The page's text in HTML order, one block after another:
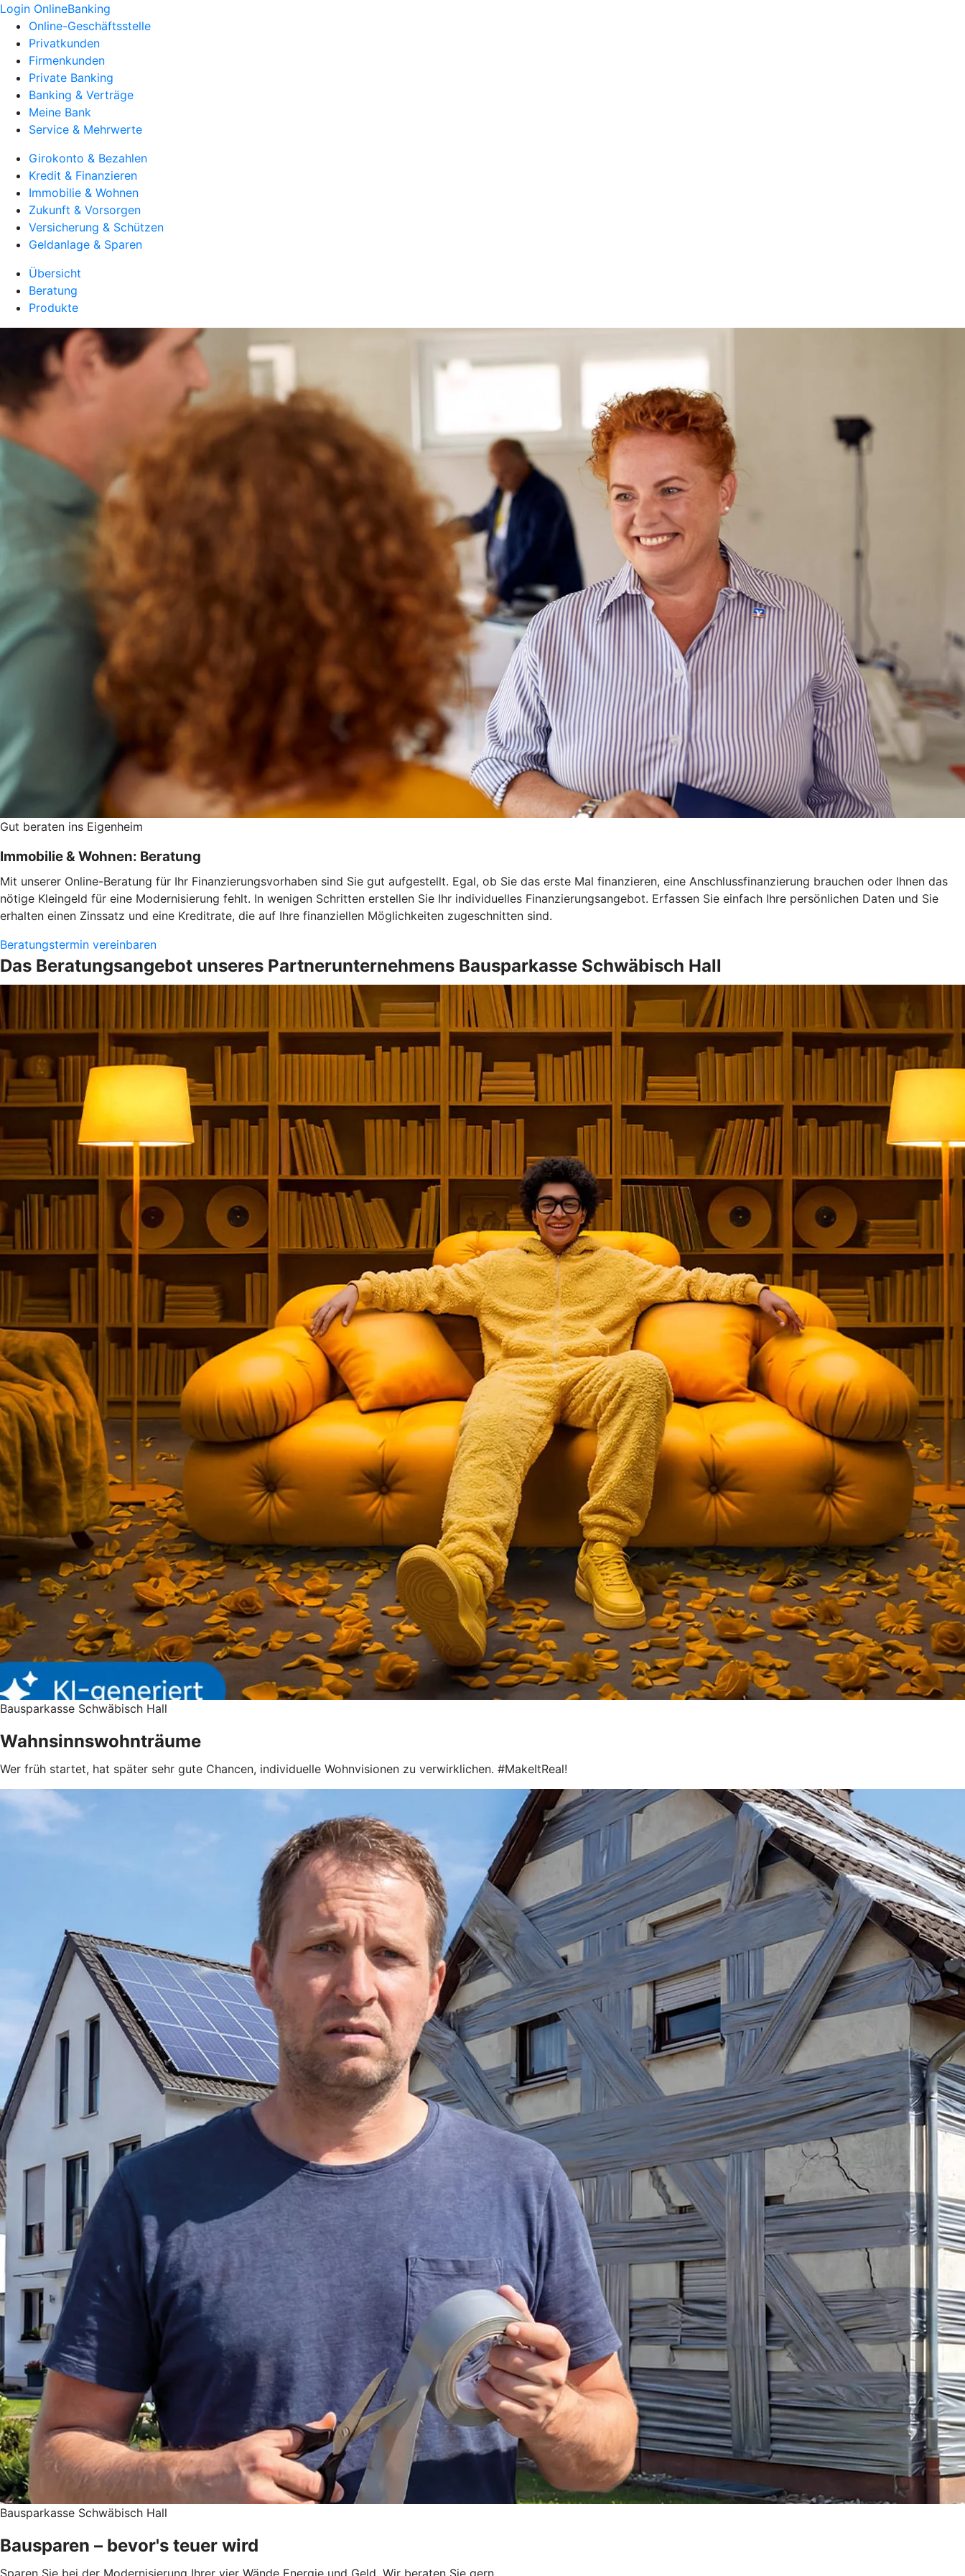
Login OnlineBanking
Online-Geschäftsstelle
Privatkunden
Firmenkunden
Private Banking
Banking & Verträge
Meine Bank
Service & Mehrwerte
Girokonto & Bezahlen
Kredit & Finanzieren
Immobilie & Wohnen
Zukunft & Vorsorgen
Versicherung & Schützen
Geldanlage & Sparen
Übersicht
Beratung
Produkte
Gut beraten ins Eigenheim
Immobilie & Wohnen: Beratung
Mit unserer Online-Beratung für Ihr Finanzierungsvorhaben sind Sie gut aufgestellt. Egal, ob Sie das erste Mal finanzieren, eine Anschlussfinanzierung brauchen oder Ihnen das
nötige Kleingeld für eine Modernisierung fehlt. In wenigen Schritten erstellen Sie Ihr individuelles Finanzierungsangebot. Erfassen Sie einfach Ihre persönlichen Daten und Sie
erhalten einen Zinssatz und eine Kreditrate, die auf Ihre finanziellen Möglichkeiten zugeschnitten sind.
Beratungstermin vereinbaren
Das Beratungsangebot unseres Partnerunternehmens Bausparkasse Schwäbisch Hall
Bausparkasse Schwäbisch Hall
Wahnsinnswohnträume
Wer früh startet, hat später sehr gute Chancen, individuelle Wohnvisionen zu verwirklichen. #MakeItReal!
Bausparkasse Schwäbisch Hall
Bausparen – bevor's teuer wird
Sparen Sie bei der Modernisierung Ihrer vier Wände Energie und Geld. Wir beraten Sie gern.